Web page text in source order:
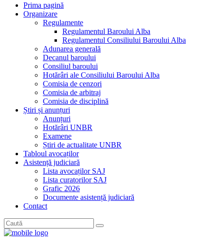
Prima pagină
Organizare
Regulamente
Regulamentul Baroului Alba
Regulamentul Consiliului Baroului Alba
Adunarea generală
Decanul baroului
Consiliul baroului
Hotărâri ale Consiliului Baroului Alba
Comisia de cenzori
Comisia de arbitraj
Comisia de disciplină
Știri și anunțuri
Anunțuri
Hotărâri UNBR
Examene
Știri de actualitate UNBR
Tabloul avocaților
Asistență judiciară
Lista avocaților SAJ
Lista curatorilor SAJ
Grafic 2026
Documente asistență judiciară
Contact